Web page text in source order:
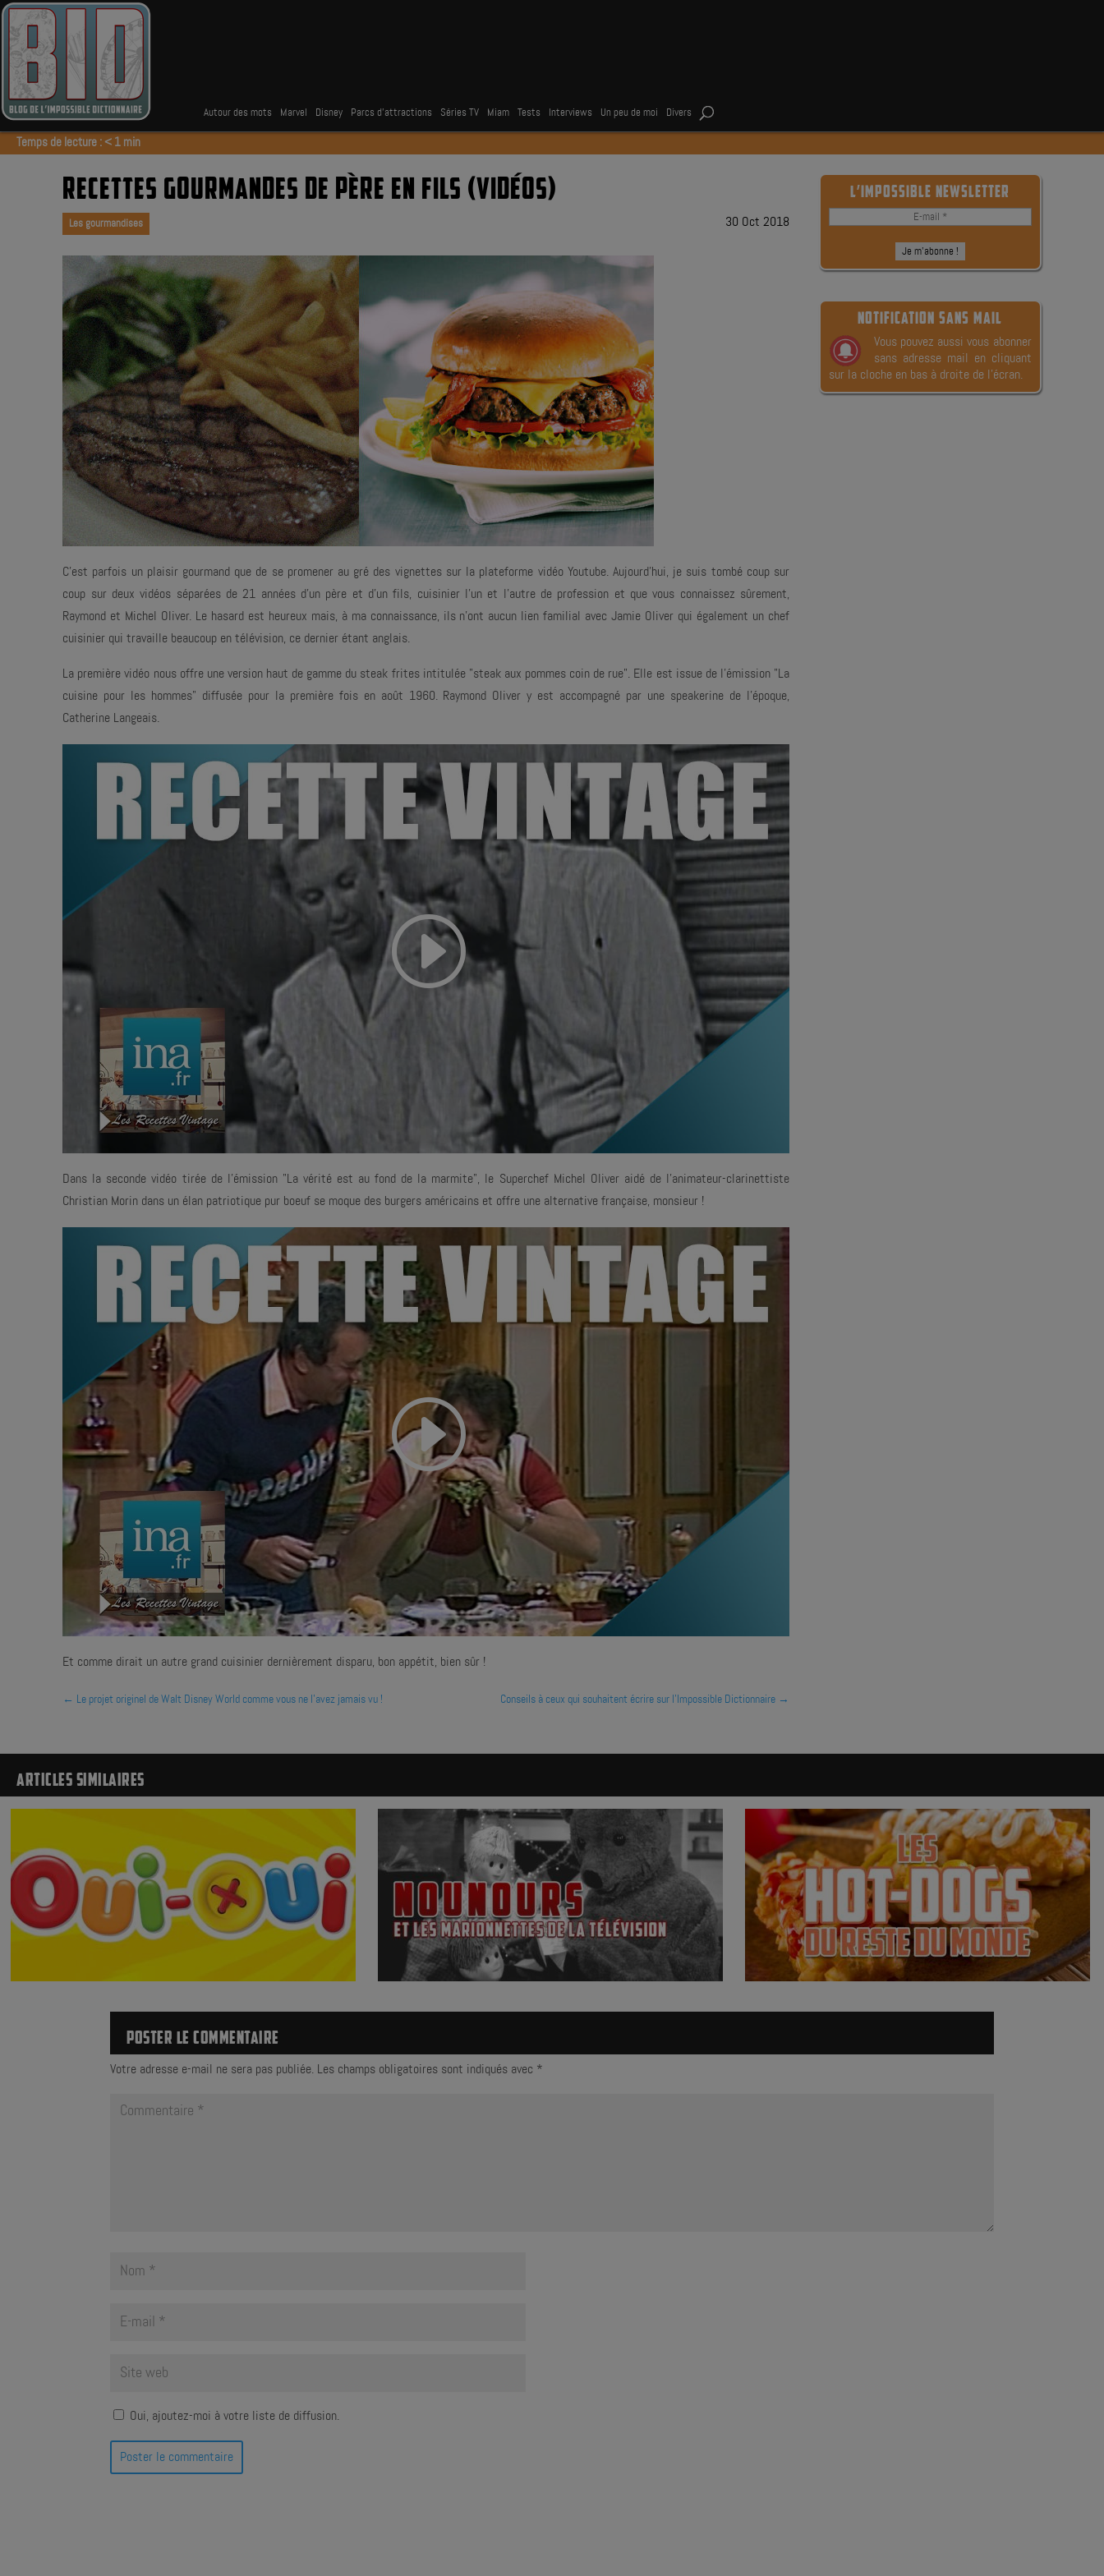
Autour des mots Marvel Disney Parcs d’attractions Séries TV Miam Tests Interviews Un peu de moi Divers
Temps de lecture :< 1 min
RECETTES GOURMANDES DE PÈRE EN FILS (VIDÉOS)
30 Oct 2018
Les gourmandises
C'est parfois un plaisir gourmand que de se promener au gré des vignettes sur la plateforme vidéo Youtube. Aujourd'hui, je suis tombé coup sur
coup sur deux vidéos séparées de 21 années d'un père et d'un fils, cuisinier l'un et l'autre de profession et que vous connaissez sûrement,
Raymond et Michel Oliver. Le hasard est heureux mais, à ma connaissance, ils n'ont aucun lien familial avec Jamie Oliver qui également un chef
cuisinier qui travaille beaucoup en télévision, ce dernier étant anglais.
La première vidéo nous offre une version haut de gamme du steak frites intitulée "steak aux pommes coin de rue". Elle est issue de l'émission "La
cuisine pour les hommes" diffusée pour la première fois en août 1960. Raymond Oliver y est accompagné par une speakerine de l'époque,
Catherine Langeais.
Dans la seconde vidéo tirée de l'émission "La vérité est au fond de la marmite", le Superchef Michel Oliver aidé de l'animateur-clarinettiste
Christian Morin dans un élan patriotique pur boeuf se moque des burgers américains et offre une alternative française, monsieur !
Et comme dirait un autre grand cuisinier dernièrement disparu, bon appétit, bien sûr !
← Le projet originel de Walt Disney World comme vous ne l'avez jamais vu ! Conseils à ceux qui souhaitent écrire sur l'Impossible Dictionnaire→
L’IMPOSSIBLE NEWSLETTER
NOTIFICATION SANS MAIL
Vous pouvez aussi vous abonner
sans adresse mail en cliquant
sur la cloche en bas à droite de l’écran.
ARTICLES SIMILAIRES
POSTER LE COMMENTAIRE
Votre adresse e-mail ne sera pas publiée. Les champs obligatoires sont indiqués avec *
Oui, ajoutez-moi à votre liste de diffusion.